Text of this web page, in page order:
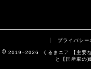
プライバシー
2019–2026 くるまニア 【主要な
と【国産車の